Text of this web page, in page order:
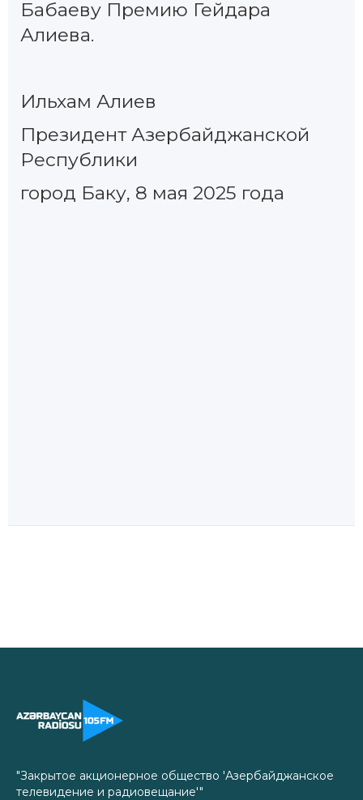
Бабаеву Премию Гейдара
Алиева.
Ильхам Алиев
Президент Азербайджанской
Республики
город Баку, 8 мая 2025 года
"Закрытое акционерное общество 'Азербайджанское
телевидение и радиовещание'"